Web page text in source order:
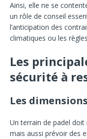
Ainsi, elle ne se
un rôle de conseil
l’anticipation des
climatiques ou les
Les
sécurité à
Les
Un terrain de padel
mais aussi prévoir des